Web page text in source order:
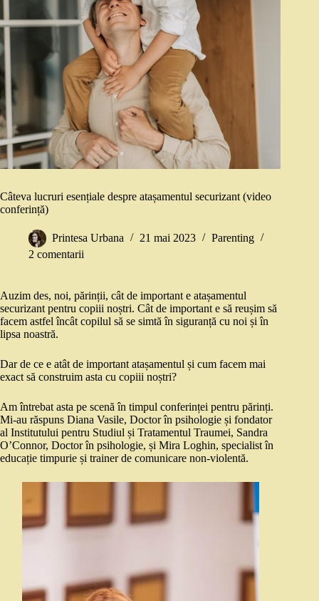
Câteva lucruri esențiale despre atașamentul securizant (video
conferință)
Printesa Urbana 21 mai 2023
Parenting
2 comentarii
Auzim des, noi, părinții, cât de important e atașamentul
securizant pentru copiii noștri. Cât de important e să reușim să
facem astfel încât copilul să se simtă în siguranță cu noi și în
lipsa noastră.
Dar de ce e atât de important atașamentul și cum facem mai
exact să construim asta cu copiii noștri?
Am întrebat asta pe scenă în timpul conferinței pentru părinți.
Mi-au răspuns Diana Vasile, Doctor în psihologie și fondator
al Institutului pentru Studiul și Tratamentul Traumei, Sandra
O’Connor, Doctor în psihologie, și Mira Loghin, specialist în
educație timpurie și trainer de comunicare non-violentă.